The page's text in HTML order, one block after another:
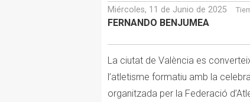
Miércoles, 11 de Junio de 2025
FERNANDO BENJUMEA
La ciutat de València es
l’atletisme formatiu amb la
organitzada per la Federació